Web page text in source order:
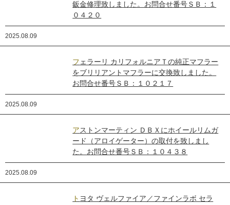
鈑金修理致しました。お問合せ番号ＳＢ：１
０４２０
2025.08.09
フェラーリ カリフォルニアＴの純正マフラー
をブリリアントマフラーに交換致しました。
お問合せ番号ＳＢ：１０２１７
2025.08.09
アストンマーティン ＤＢＸにホイールリムガ
ード（アロイゲーター）の取付を致しまし
た。お問合せ番号ＳＢ：１０４３８
2025.08.09
トヨタ ヴェルファイア／ファインラボ セラ